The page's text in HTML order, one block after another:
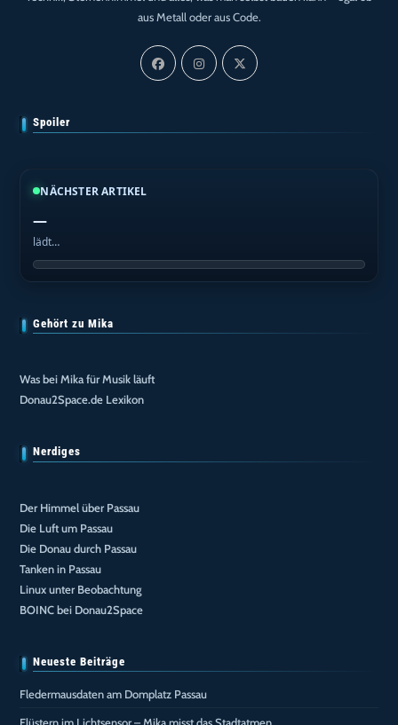
aus Metall oder aus Code.
Spoiler
NÄCHSTER ARTIKEL
—
lädt…
Gehört zu Mika
Was bei Mika für Musik läuft
Donau2Space.de Lexikon
Nerdiges
Der Himmel über Passau
Die Luft um Passau
Die Donau durch Passau
Tanken in Passau
Linux unter Beobachtung
BOINC bei Donau2Space
Neueste Beiträge
Fledermausdaten am Domplatz Passau
Flüstern im Lichtsensor – Mika misst das Stadtatmen